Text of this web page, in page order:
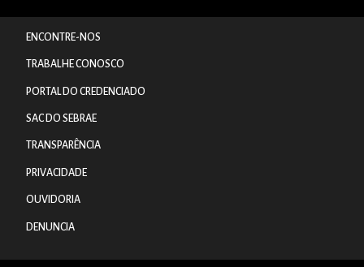
ENCONTRE-NOS
TRABALHE CONOSCO
PORTAL DO CREDENCIADO
SAC DO SEBRAE
TRANSPARÊNCIA
PRIVACIDADE
OUVIDORIA
DENUNCIA